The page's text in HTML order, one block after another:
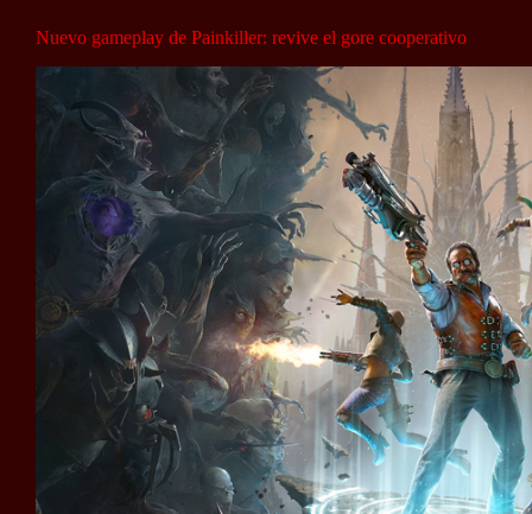
Nuevo gameplay de Painkiller: revive el gore cooperativo